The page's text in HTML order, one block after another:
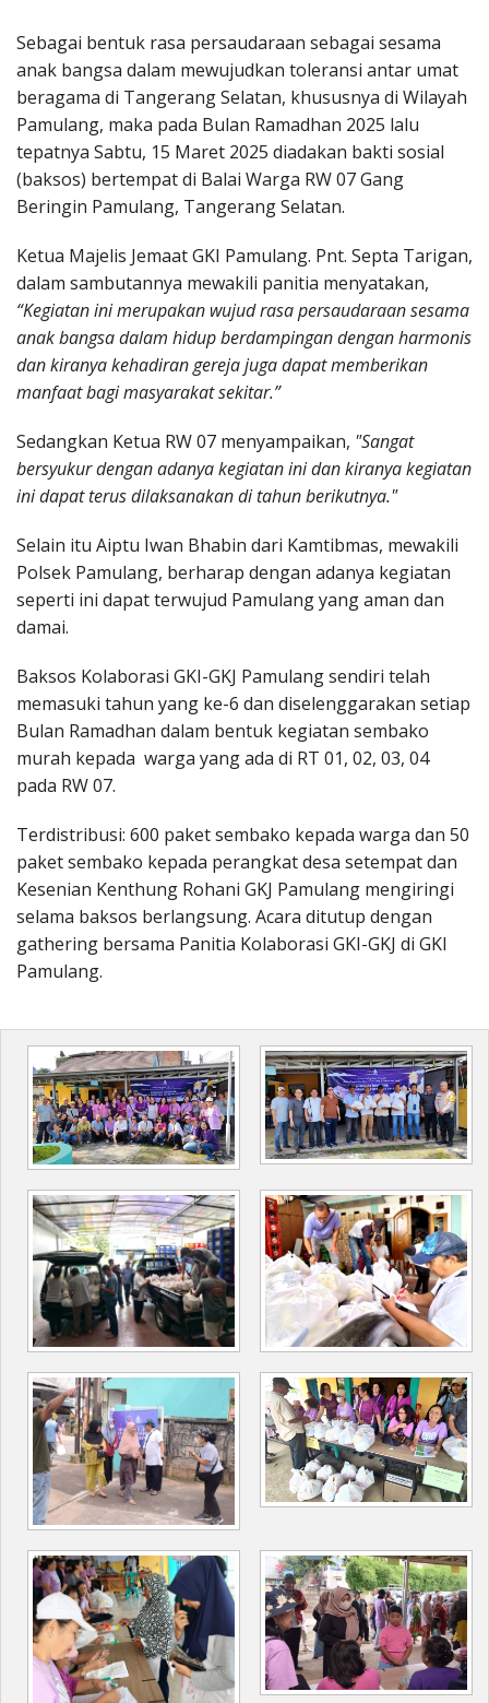
Sebagai bentuk rasa persaudaraan sebagai sesama
anak bangsa dalam mewujudkan toleransi antar umat
beragama di Tangerang Selatan, khususnya di Wilayah
Pamulang, maka pada Bulan Ramadhan 2025 lalu
tepatnya Sabtu, 15 Maret 2025 diadakan bakti sosial
(baksos) bertempat di Balai Warga RW 07 Gang
Beringin Pamulang, Tangerang Selatan.
Ketua Majelis Jemaat GKI Pamulang. Pnt. Septa Tarigan,
dalam sambutannya mewakili panitia menyatakan,
“Kegiatan ini merupakan wujud rasa persaudaraan sesama
anak bangsa dalam hidup berdampingan dengan harmonis
dan kiranya kehadiran gereja juga dapat memberikan
manfaat bagi masyarakat sekitar.”
Sedangkan Ketua RW 07 menyampaikan, "Sangat
bersyukur dengan adanya kegiatan ini dan kiranya kegiatan
ini dapat terus dilaksanakan di tahun berikutnya."
Selain itu Aiptu Iwan Bhabin dari Kamtibmas, mewakili
Polsek Pamulang, berharap dengan adanya kegiatan
seperti ini dapat terwujud Pamulang yang aman dan
damai.
Baksos Kolaborasi GKI-GKJ Pamulang sendiri telah
memasuki tahun yang ke-6 dan diselenggarakan setiap
Bulan Ramadhan dalam bentuk kegiatan sembako
murah kepada warga yang ada di RT 01, 02, 03, 04
pada RW 07.
Terdistribusi: 600 paket sembako kepada warga dan 50
paket sembako kepada perangkat desa setempat dan
Kesenian Kenthung Rohani GKJ Pamulang mengiringi
selama baksos berlangsung. Acara ditutup dengan
gathering bersama Panitia Kolaborasi GKI-GKJ di GKI
Pamulang.